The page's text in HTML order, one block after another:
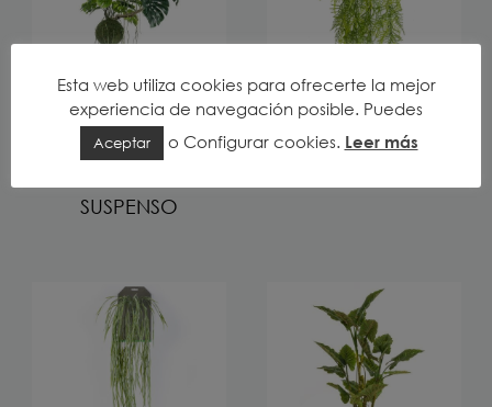
KOKEDAMA
SUSPENSO
PLANTA SUSPENSA
Esta web utiliza cookies para ofrecerte la mejor
experiencia de navegación posible. Puedes
Aceptar o Configurar cookies. Leer más